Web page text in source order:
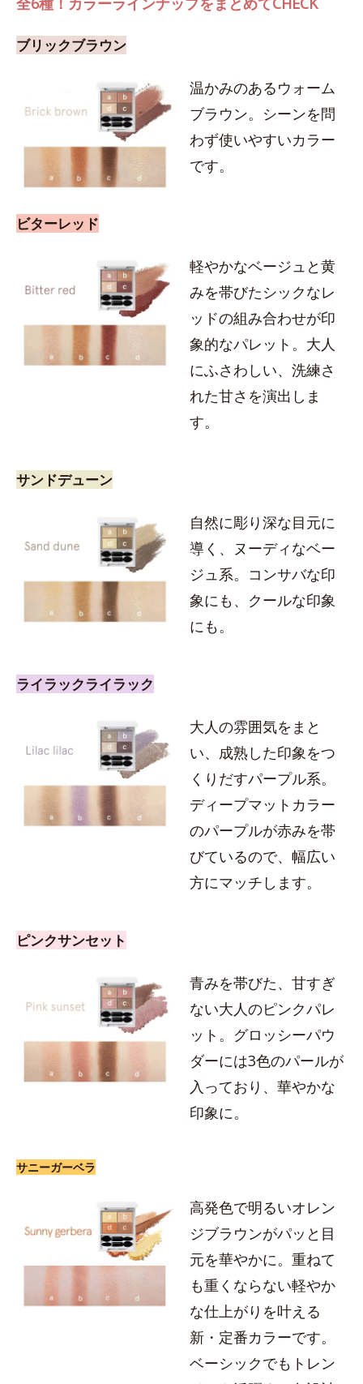
ブリックブラウン
温かみのあるウォーム
ブラウン。シーンを問
わず使いやすいカラー
です。
ビターレッド
軽やかなベージュと黄
みを帯びたシックなレ
ッドの組み合わせが印
象的なパレット。大人
にふさわしい、洗練さ
れた甘さを演出しま
す。
サンドデューン
自然に彫り深な目元に
導く、ヌーディなベー
ジュ系。コンサバな印
象にも、クールな印象
にも。
ライラックライラック
大人の雰囲気をまと
い、成熟した印象をつ
くりだすパープル系。
ディープマットカラー
のパープルが赤みを帯
びているので、幅広い
方にマッチします。
ピンクサンセット
青みを帯びた、甘すぎ
ない大人のピンクパレ
ット。グロッシーパウ
ダーには3色のパールが
入っており、華やかな
印象に。
サニーガーベラ
高発色で明るいオレン
ジブラウンがパッと目
元を華やかに。重ねて
も重くならない軽やか
な仕上がりを叶える
新・定番カラーです。
ベーシックでもトレン